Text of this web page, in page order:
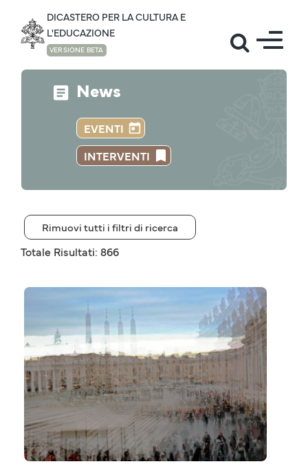
DICASTERO PER LA CULTURA E
L'EDUCAZIONE
VERSIONE BETA
News
EVENTI
INTERVENTI
Rimuovi tutti i filtri di ricerca
Totale Risultati: 866